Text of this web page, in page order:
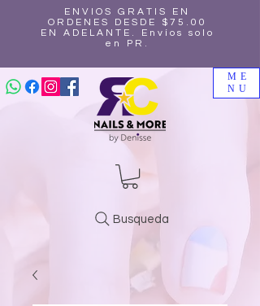
ENVIOS GRATIS EN
ORDENES DESDE $75.00
EN ADELANTE. Envíos solo
en PR.
ME
NU
Busqueda